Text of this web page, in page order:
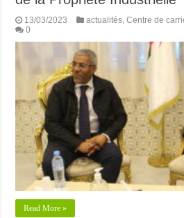
13/03/2023 actualités,Centre de
0
Read More »